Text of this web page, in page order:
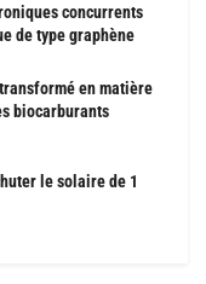
concurrents
de type graphène
en matière
biocarburants
le solaire de 1